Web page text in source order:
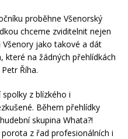
proběhne Všenorský
chceme zviditelnit nejen
jako takové a dát
na žádných přehlídkách
Říha.
z blízkého i
Během přehlídky
skupina Whata?!
z řad profesionálních i